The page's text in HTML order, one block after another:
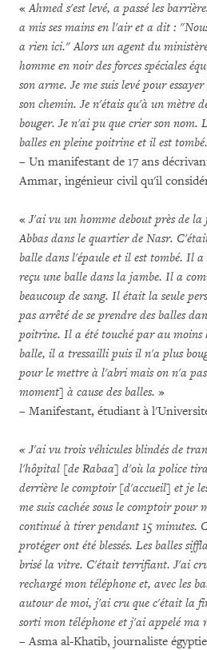
«Ahmed s'est levé, a passé les
a mis ses mains en l'air et a dit :
a rien ici." Alors un agent du
homme en noir des forces spéciales
son arme. Je me suis levé pour
son chemin. Je n'étais qu'à un mètre
bouger. Je n'ai pu que crier son
balles en pleine poitrine et il est tombé.
– Un manifestant de 17 ans
Ammar, ingénieur civil qu'il
«J'ai vu un homme debout près de la
Abbas dans le quartier de Nasr.
balle dans l'épaule et il est tombé. Il a
reçu une balle dans la jambe. Il a
beaucoup de sang. Il était la seule
pas arrêté de se prendre des balles
poitrine. Il a été touché par au
balle, il a tressailli puis il n'a plus
pour le mettre à l'abri mais on n'a
moment] à cause des balles. »
– Manifestant, étudiant à
« J'ai vu trois véhicules blindés de
l'hôpital [de Rabaa] d'où la police
derrière le comptoir [d'accueil] et je
me suis cachée sous le comptoir pour
continué à tirer pendant 15 minutes.
protéger ont été blessés. Les balles
brisé la vitre. C'était terrifiant. J'ai
rechargé mon téléphone et, avec les
autour de moi, j'ai cru que c'était la
sorti mon téléphone et j'ai appelé ma
– Asma al-Khatib, journaliste